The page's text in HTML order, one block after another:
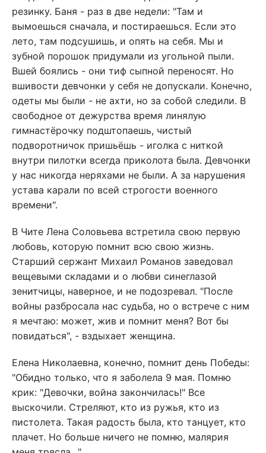
резинку. Баня - раз в две недели: "Там и
вымоешься сначала, и постираешься. Если это
лето, там подсушишь, и опять на себя. Мы и
зубной порошок придумали из угольной пыли.
Вшей боялись - они тиф сыпной переносят. Но
вшивости девчонки у себя не допускали. Конечно,
одеты мы были - не ахти, но за собой следили. В
свободное от дежурства время линялую
гимнастёрочку подштопаешь, чистый
подворотничок пришьёшь - иголка с ниткой
внутри пилотки всегда приколота была. Девчонки
у нас никогда неряхами не были. А за нарушения
устава карали по всей строгости военного
времени".
В Чите Лена Соловьева встретила свою первую
любовь, которую помнит всю свою жизнь.
Старший сержант Михаил Романов заведовал
вещевыми складами и о любви синеглазой
зенитчицы, наверное, и не подозревал. "После
войны разбросала нас судьба, но о встрече с ним
я мечтаю: может, жив и помнит меня? Вот бы
повидаться", - вздыхает женщина.
Елена Николаевна, конечно, помнит день Победы:
"Обидно только, что я заболела 9 мая. Помню
крик: "Девочки, война закончилась!" Все
выскочили. Стреляют, кто из ружья, кто из
пистолета. Такая радость была, кто танцует, кто
плачет. Но больше ничего не помню, малярия